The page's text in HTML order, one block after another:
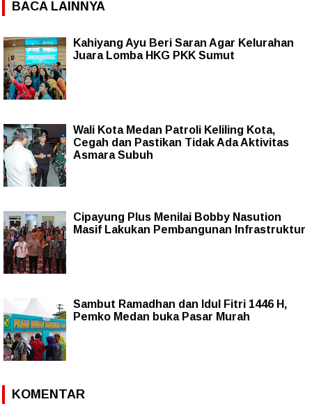
BACA LAINNYA
Kahiyang Ayu Beri Saran Agar Kelurahan
Juara Lomba HKG PKK Sumut
Wali Kota Medan Patroli Keliling Kota,
Cegah dan Pastikan Tidak Ada Aktivitas
Asmara Subuh
Cipayung Plus Menilai Bobby Nasution
Masif Lakukan Pembangunan Infrastruktur
Sambut Ramadhan dan Idul Fitri 1446 H,
Pemko Medan buka Pasar Murah
KOMENTAR